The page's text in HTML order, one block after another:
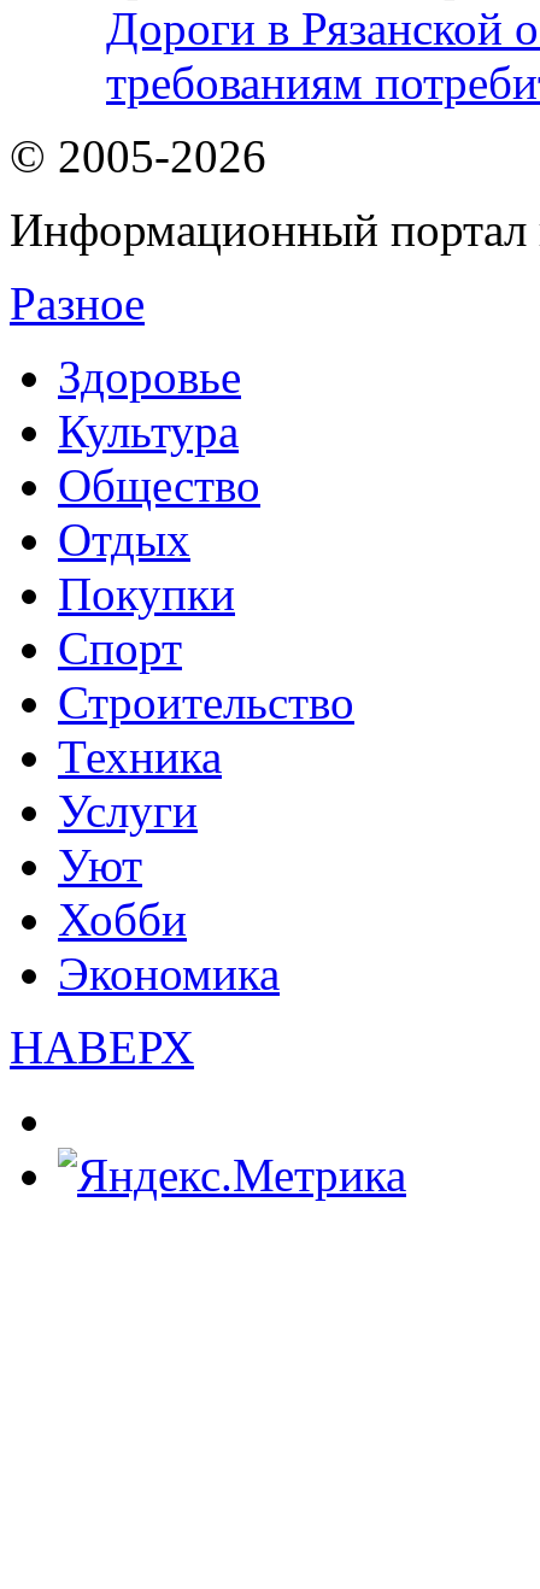
Дороги в Рязанской
требованиям
© 2005-2026
Информационный портал
Разное
Здоровье
Культура
Общество
Отдых
Покупки
Спорт
Строительство
Техника
Услуги
Уют
Хобби
Экономика
НАВЕРХ